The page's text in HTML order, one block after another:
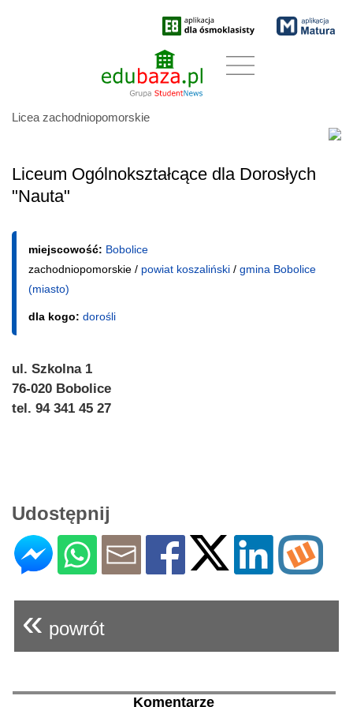
Licea zachodniopomorskie
Liceum Ogólnokształcące dla Dorosłych
"Nauta"
miejscowość: Bobolice
zachodniopomorskie / powiat koszaliński / gmina Bobolice
(miasto)
dla kogo: dorośli
ul. Szkolna 1
76-020 Bobolice
tel. 94 341 45 27
Udostępnij
« powrót
Komentarze